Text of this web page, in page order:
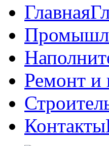
Главная
Ремонт и
Контакты